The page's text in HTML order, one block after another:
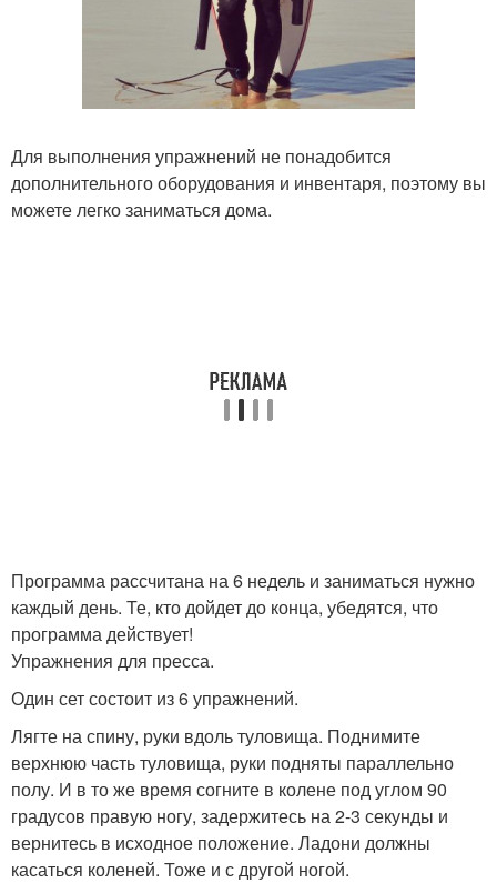
Для выполнения упражнений не понадобится
дополнительного оборудования и инвентаря, поэтому вы
можете легко заниматься дома.
Программа рассчитана на 6 недель и заниматься нужно
каждый день. Те, кто дойдет до конца, убедятся, что
программа действует!
Упражнения для пресса.
Один сет состоит из 6 упражнений.
Лягте на спину, руки вдоль туловища. Поднимите
верхнюю часть туловища, руки подняты параллельно
полу. И в то же время согните в колене под углом 90
градусов правую ногу, задержитесь на 2-3 секунды и
вернитесь в исходное положение. Ладони должны
касаться коленей. Тоже и с другой ногой.